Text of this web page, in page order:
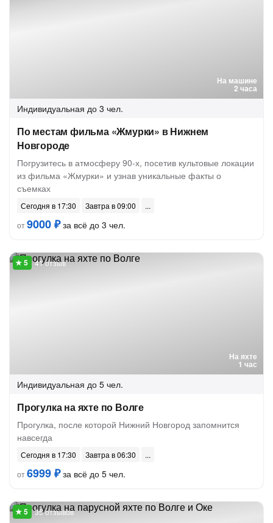
На машине
2 часа
Индивидуальная до 3 чел.
По местам фильма «Жмурки» в Нижнем
Новгороде
Погрузитесь в атмосферу 90-х, посетив культовые локации
из фильма «Жмурки» и узнав уникальные факты о
съемках
Сегодня в 17:30
Завтра в 09:00
от9000 ₽за всё до 3 чел.
На яхте
1 час
41 отзыв
Индивидуальная до 5 чел.
Прогулка на яхте по Волге
Прогулка, после которой Нижний Новгород запомнится
навсегда
Сегодня в 17:30
Завтра в 06:30
от6999 ₽за всё до 5 чел.
35 отзывов